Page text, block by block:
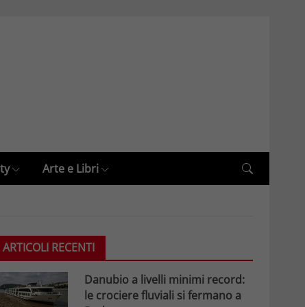
Arte e Libri
ARTICOLI RECENTI
Danubio a livelli minimi record:
le crociere fluviali si fermano a